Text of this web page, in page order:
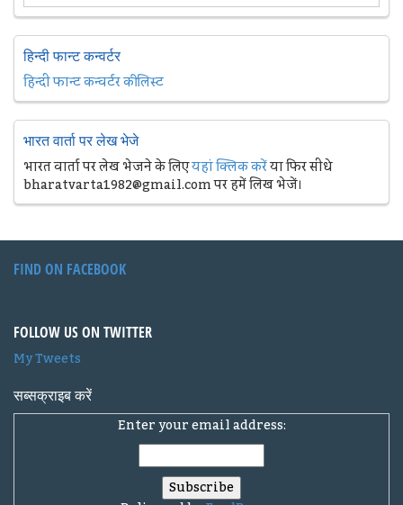
हिन्दी फान्ट कन्वर्टर
हिन्दी फान्ट कन्वर्टर की लिस्ट
भारत वार्ता पर लेख भेजे
भारत वार्ता पर लेख भेजने के लिएयहां क्लिक करेंया फिर सीधे
bharatvarta1982@gmail.com पर हमें लिख भेजें।
FIND ON FACEBOOK
FOLLOW US ON TWITTER
My Tweets
सब्सक्राइब करें
Enter your email address: